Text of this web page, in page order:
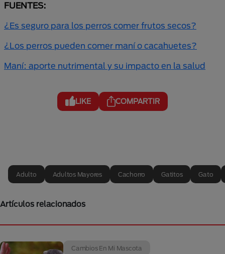
FUENTES:
¿Es seguro para los perros comer frutos secos?
¿Los perros pueden comer maní o cacahuetes?
Maní: aporte nutrimental y su impacto en la salud
LIKE COMPARTIR
Adulto Adultos Mayores Cachorro Gatitos Gato
Artículos relacionados
Cambios En Mi Mascota